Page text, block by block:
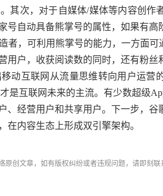
其次，对于自媒体/媒体等内容创作
号自动具备熊掌号的属性，如果有高
者，可利用熊掌号的能力，一方面可
用户，收获阅读数的同时，还有粉丝
动互联网从流量思维转向用户运营
是互联网未来的主流。有少数超级
、经营用户和共享用户。下一步，谷
在内容生态上形成双引擎架构。
原创文章，如有版权纠纷或者违规问题，请即刻